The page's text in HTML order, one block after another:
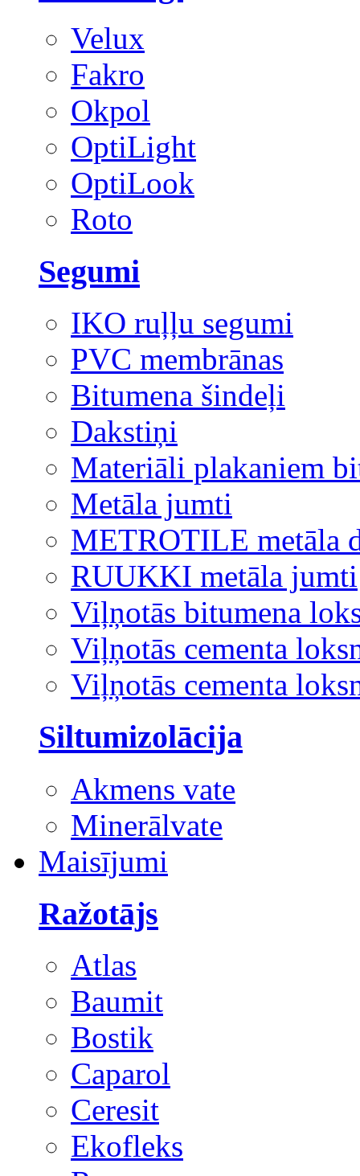
Velux
Fakro
Okpol
OptiLight
OptiLook
Roto
Segumi
IKO ruļļu segumi
PVC membrānas
Bitumena šindeļi
Dakstiņi
Materiāli plakaniem
Metāla jumti
METROTILE metāla
RUUKKI metāla jumti
Viļņotās bitumena
Viļņotās cementa
Viļņotās cementa
Siltumizolācija
Akmens vate
Minerālvate
Maisījumi
Ražotājs
Atlas
Baumit
Bostik
Caparol
Ceresit
Ekofleks